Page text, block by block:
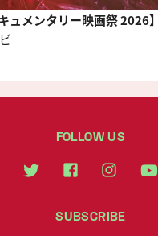
ュメンタリー映画祭 2026】
FOLLOW US
SUBSCRIBE